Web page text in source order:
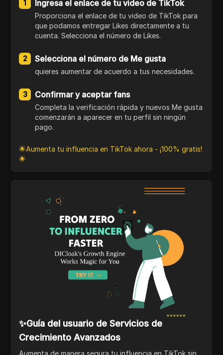
1 Ingresa el enlace de tu video de TikTok
Proporciona el enlace de tu video de TikTok para
que podamos entregar Likes directamente a tu
cuenta. Selecciona el número de Likes.
2 Selecciona el número de Me gusta
quieres aumentar de acuerdo a tus necesidades.
3 Confirmar y aceptar fans
Completa la verificación rápida y nuevos Me gusta
comenzarán a aparecer en tu perfil sin ningún
pago.
🌟Aumenta tu influencia en TikTok ahora - ¡100% gratis!
🌟
✨Guía del usuario de Servicios de
Crecimiento Avanzados
Aumenta de manera segura tu influencia en TikTok sin